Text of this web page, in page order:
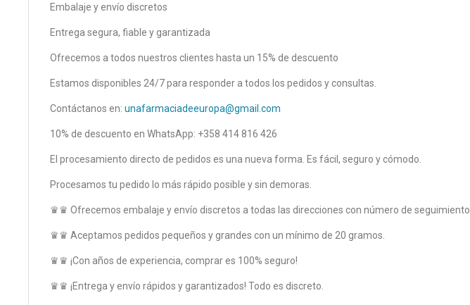
Embalaje y envío discretos
Entrega segura, fiable y garantizada
Ofrecemos a todos nuestros clientes hasta un 15% de descuento
Estamos disponibles 24/7 para responder a todos los pedidos y consultas.
Contáctanos en: unafarmaciadeeuropa@gmail.com
10% de descuento en WhatsApp: +358 414 816 426
El procesamiento directo de pedidos es una nueva forma. Es fácil, seguro y cómodo.
Procesamos tu pedido lo más rápido posible y sin demoras.
♛♛ Ofrecemos embalaje y envío discretos a todas las direcciones con número de seguimiento.
♛♛ Aceptamos pedidos pequeños y grandes con un mínimo de 20 gramos.
♛♛ ¡Con años de experiencia, comprar es 100% seguro!
♛♛ ¡Entrega y envío rápidos y garantizados! Todo es discreto.